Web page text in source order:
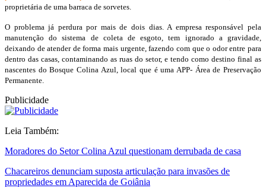
proprietária de uma barraca de sorvetes.
O problema já perdura por mais de dois dias. A empresa responsável pela
manutenção do sistema de coleta de esgoto, tem ignorado a gravidade,
deixando de atender de forma mais urgente, fazendo com que o odor entre para
dentro das casas, contaminando as ruas do setor, e tendo como destino final as
nascentes do Bosque Colina Azul, local que é uma APP- Área de Preservação
Permanente.
Publicidade
Leia Também:
Moradores do Setor Colina Azul questionam derrubada de casa
Chacareiros denunciam suposta articulação para invasões de
propriedades em Aparecida de Goiânia